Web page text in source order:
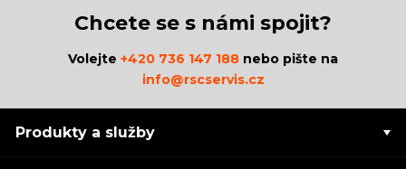
Chcete se s námi spojit?
Volejte +420 736 147 188 nebo pište na
info@rscservis.cz
Produkty a služby